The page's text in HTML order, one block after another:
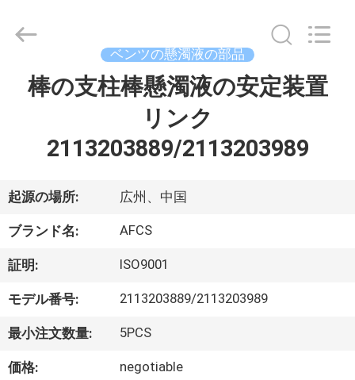
製
品
動
画
2026
GUANGZHOU
ベンツの懸濁液の部品
棒の支柱棒懸濁液の安定装置
リンク
2113203889/2113203989
起源の場所: 広州、中国
ブランド名: AFCS
証明: ISO9001
モデル番号: 2113203889/2113203989
最小注文数量: 5PCS
価格: negotiable